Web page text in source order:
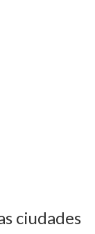
ciudades